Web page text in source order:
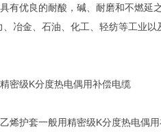
有优良的耐酸，碱、耐磨和不燃
冶金、石油、化工、轻纺等工业以
密级K分度热电偶用补偿电缆
烯护套一般用精密级K分度热电偶